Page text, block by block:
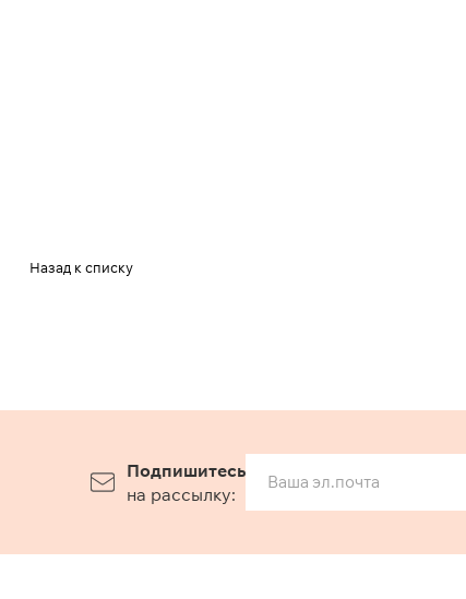
Назад к списку
Подпишитесь
на рассылку: